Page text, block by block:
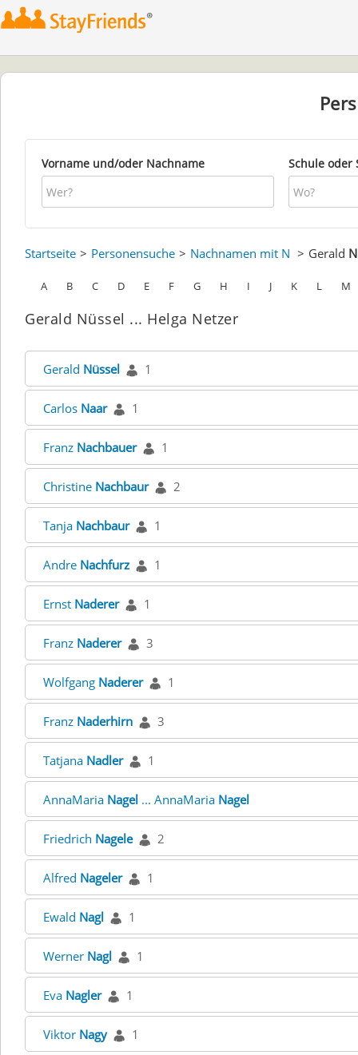
Vorname und/oder Nachname Schule oder
Startseite Personensuche Nachnamen mit N Gerald
A B C D E F G H I J K L M
Gerald Nüssel ... Helga Netzer
Gerald Nüssel 1
Carlos Naar 1
Franz Nachbauer 1
Christine Nachbaur 2
Tanja Nachbaur 1
Andre Nachfurz 1
Ernst Naderer 1
Franz Naderer 3
Wolfgang Naderer 1
Franz Naderhirn 3
Tatjana Nadler 1
AnnaMaria Nagel ... AnnaMaria Nagel
Friedrich Nagele 2
Alfred Nageler 1
Ewald Nagl 1
Werner Nagl 1
Eva Nagler 1
Viktor Nagy 1